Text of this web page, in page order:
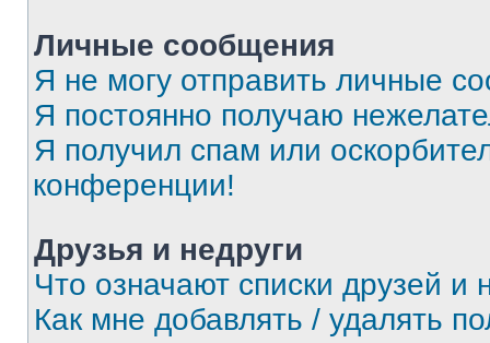
Личные сообщения
Я не могу отправить личные
Я постоянно получаю
Я получил спам или
конференции!
Друзья и недруги
Что означают списки друзей и
Как мне добавлять / удалять